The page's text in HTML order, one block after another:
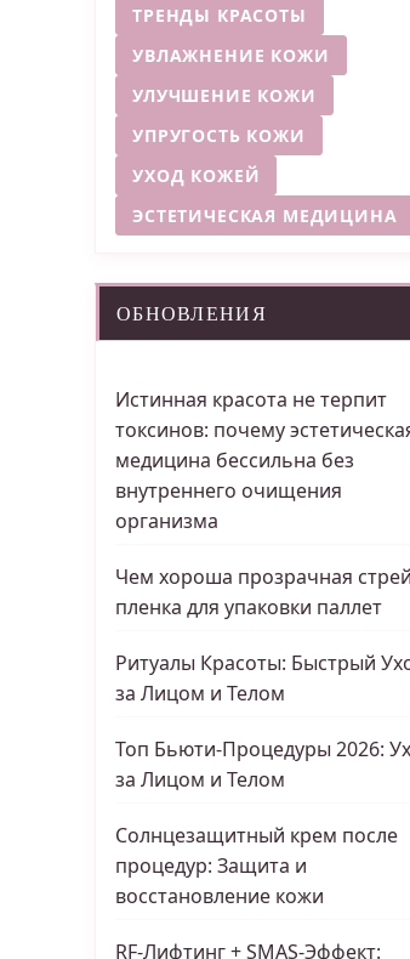
ТРЕНДЫ КРАСОТЫ
УВЛАЖНЕНИЕ КОЖИ
УЛУЧШЕНИЕ КОЖИ
УПРУГОСТЬ КОЖИ
УХОД КОЖЕЙ
ЭСТЕТИЧЕСКАЯ МЕДИЦИНА
ОБНОВЛЕНИЯ
Истинная красота не терпит
токсинов: почему
медицина бессильна без
внутреннего очищения
организма
Чем хороша прозрачная
пленка для упаковки паллет
Ритуалы Красоты: Быстрый
за Лицом и Телом
Топ Бьюти-Процедуры 2026:
за Лицом и Телом
Солнцезащитный крем после
процедур: Защита и
восстановление кожи
RF-Лифтинг + SMAS-Эффект: